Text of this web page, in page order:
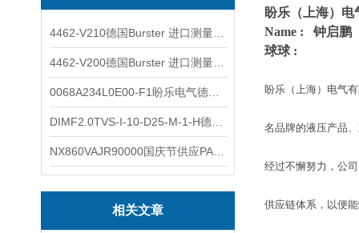
相关文章
盼乐（上海）电
Name : 钟启鹏
球球 :
盼乐（上海）电气
名品牌的液压产品
经过不懈努力，公
供应链体系，以便